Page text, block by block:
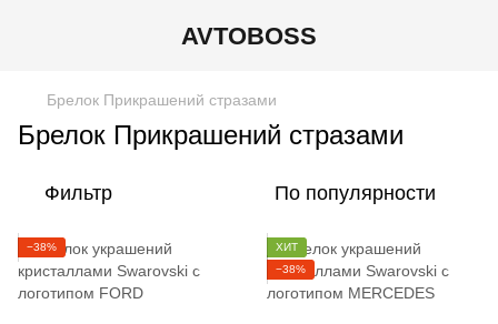
AVTOBOSS
Брелок Прикрашений стразами
Брелок Прикрашений стразами
Фильтр По популярности
−38%
ХИТ
−38%